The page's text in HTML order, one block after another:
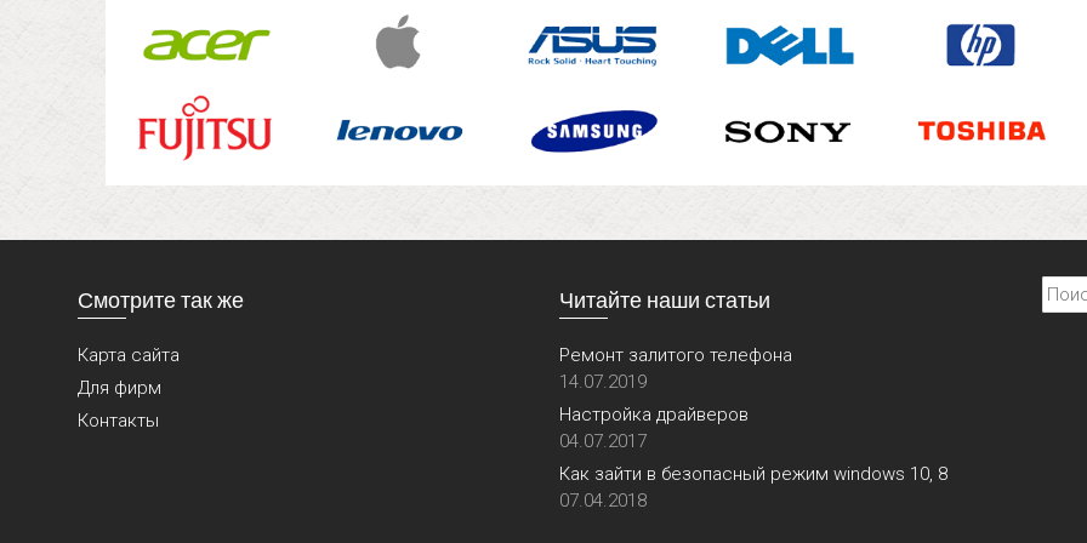
Смотрите так же
Карта сайта
Для фирм
Контакты
Читайте наши статьи
Ремонт залитого телефона
14.07.2019
Настройка драйверов
04.07.2017
Как зайти в безопасный режим windows 10, 8
07.04.2018